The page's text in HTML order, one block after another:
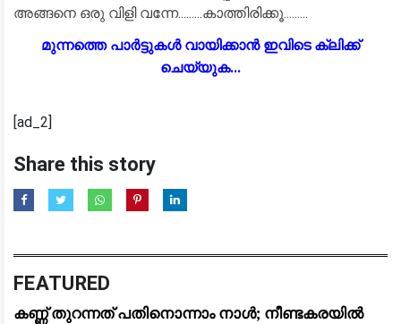
അങ്ങനെ ഒരു വിളി വന്നേ.........കാത്തിരിക്കൂ.........
മുന്നത്തെ പാർട്ടുകൾ വായിക്കാൻ ഇവിടെ ക്ലിക്ക്
ചെയ്യുക...
[ad_2]
Share this story
FEATURED
കണ്ണ് തുറന്നത് പതിനൊന്നാം നാള്‍; നീണ്ടകരയില്‍